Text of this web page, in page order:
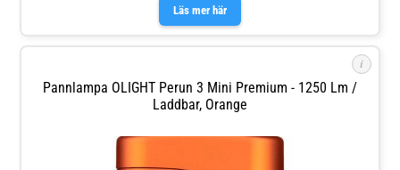
Läs mer här
i
Pannlampa OLIGHT Perun 3 Mini Premium - 1250 Lm /
Laddbar, Orange